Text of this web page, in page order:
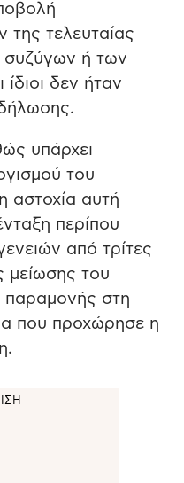
τελευταίας
συζύγων ή των
δεν ήταν
υπάρχει
του
αστοχία αυτή
περίπου
από τρίτες
μείωσης του
στη
που προχώρησε η